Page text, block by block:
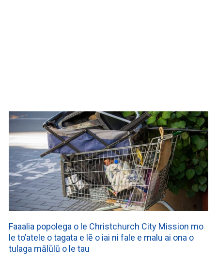
Faaalia popolega o le Christchurch City Mission mo
le to’atele o tagata e lē o iai ni fale e malu ai ona o
tulaga mālūlū o le tau